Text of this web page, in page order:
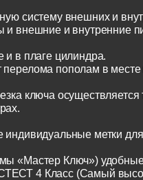
систему внешних и
и внешние и внутренние
и в плаге цилиндра.
пополам в
ключа осуществляется
метки
«Мастер Ключ»)
4 Класс (Самый